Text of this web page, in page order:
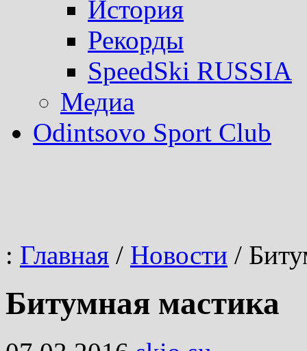
История
Рекорды
SpeedSki RUSSIA
Медиа
Odintsovo Sport Club
: Главная / Новости /
Битумная мастика